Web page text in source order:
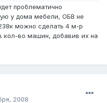
проблематично
у дома мебели, ОБВ не
можно сделать 4 м-р
кол-во машин, добавив их на
2008